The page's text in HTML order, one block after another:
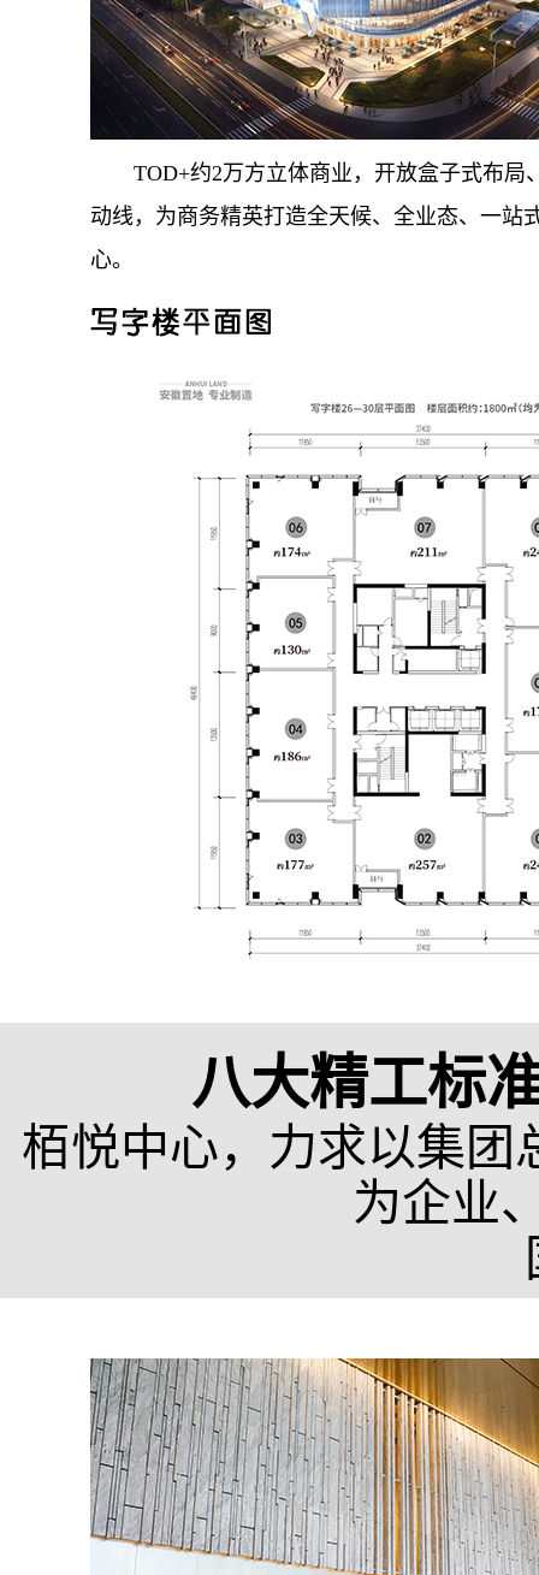
TOD+约2万方立体商业，开放盒子式布局
动线，为商务精英打造全天候、全业态、一站
心。
八大精工标
栢悦中心，力求以集团
为企业